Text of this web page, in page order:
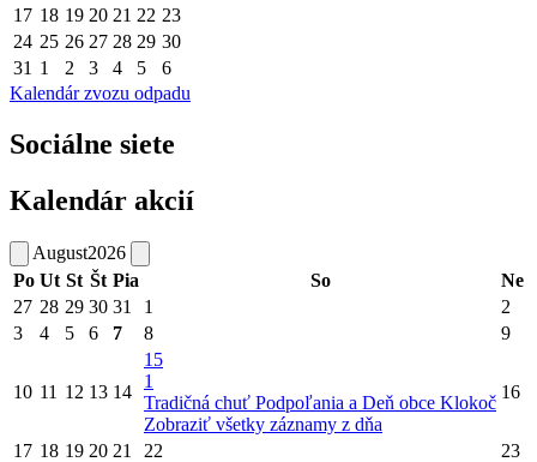
17 18 19 20 21 22 23
24 25 26 27 28 29 30
31 1 2 3 4 5
6
Kalendár zvozu odpadu
Sociálne siete
Kalendár akcií
August2026
Po Ut St Št Pia So
Ne
27 28 29 30 31 1
2
3
4 5 6 7 8 9
10 11 12 13 14
15
1
Tradičná chuť Podpoľania a Deň obce Klokoč
Zobraziť všetky záznamy z dňa
16
17 18 19 20 21 22
23